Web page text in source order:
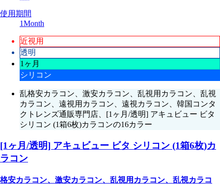
使用期間
1Month
近視用
透明
1ヶ月
シリコン
乱格安カラコン、激安カラコン、乱視用カラコン、乱視
カラコン、遠視用カラコン、遠視カラコン、韓国コンタ
クトレンズ通販専門店、[1ヶ月/透明] アキュビュー ビタ
シリコン (1箱6枚)カラコンの16カラー
[1ヶ月/透明] アキュビュー ビタ シリコン (1箱6枚)カ
ラコン
格安カラコン、激安カラコン、乱視用カラコン、乱視カラコ